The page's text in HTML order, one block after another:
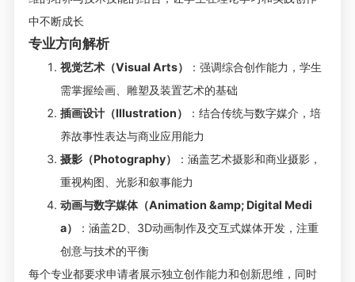
中不断成长
专业方向解析
视觉艺术（Visual Arts）
：强调综合创作能力，学生
需掌握绘画、雕塑及装置艺术的基础
插画设计（Illustration）
：结合传统与数字媒介，培
养故事性表达与商业应用能力
摄影（Photography）
：涵盖艺术摄影和商业摄影，
重视构图、光影和叙事能力
动画与数字媒体（Animation &amp; Digital Medi
a）
：涵盖2D、3D动画制作及交互式媒体开发，注重
创意与技术的平衡
每个专业都要求申请者展示独立创作能力和创新思维，同时